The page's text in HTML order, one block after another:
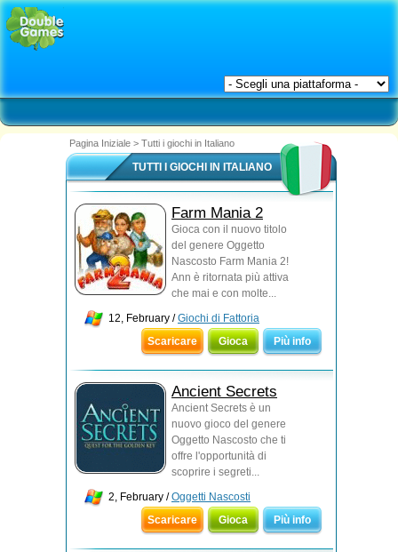
Pagina Iniziale > Tutti i giochi in Italiano
TUTTI I GIOCHI IN ITALIANO
Farm Mania 2
Gioca con il nuovo titolo
del genere Oggetto
Nascosto Farm Mania 2!
Ann è ritornata più attiva
che mai e con molte...
12, February /Giochi di Fattoria
Scaricare
Gioca Più info
Ancient Secrets
Ancient Secrets è un
nuovo gioco del genere
Oggetto Nascosto che ti
offre l'opportunità di
scoprire i segreti...
2, February /Oggetti Nascosti
Scaricare
Gioca Più info